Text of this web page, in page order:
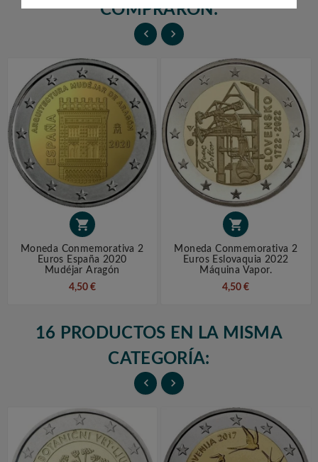
COMPRARON:
 

Moneda Conmemorativa 2
Euros España 2020
Mudéjar Aragón
4,50 €

Moneda Conmemorativa 2
Euros Eslovaquia 2022
Máquina Vapor.
4,50 €
16 PRODUCTOS EN LA MISMA
CATEGORÍA:
 